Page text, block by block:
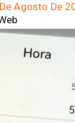
Agosto De